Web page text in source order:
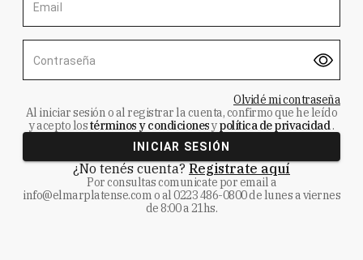
Email
Contraseña
Olvidé mi contraseña
Al iniciar sesión o al registrar la cuenta, confirmo que he leído
y acepto lostérminos y condicionesypolítica de privacidad.
INICIAR SESIÓN
¿No tenés cuenta? Registrate aquí
Por consultas comunicate por email a
info@elmarplatense.como al0223 486-0800de lunes a viernes
de 8:00 a 21hs.